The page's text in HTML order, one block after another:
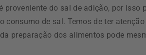
proveniente do sal de adição, por isso
de sal. Temos de ter atenção
preparação dos alimentos pode